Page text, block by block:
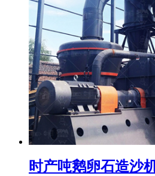
时产吨鹅卵石造沙